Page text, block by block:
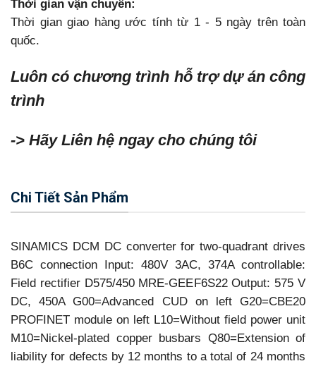
Thời gian vận chuyển:
Thời gian giao hàng ước tính từ 1 - 5 ngày trên toàn
quốc.
Luôn có chương trình hỗ trợ dự án công
trình
-> Hãy Liên hệ ngay cho chúng tôi
Chi Tiết Sản Phẩm
SINAMICS DCM DC converter for two-quadrant drives
B6C connection Input: 480V 3AC, 374A controllable:
Field rectifier D575/450 MRE-GEEF6S22 Output: 575 V
DC, 450A G00=Advanced CUD on left G20=CBE20
PROFINET module on left L10=Without field power unit
M10=Nickel-plated copper busbars Q80=Extension of
liability for defects by 12 months to a total of 24 months